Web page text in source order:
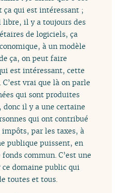
ça qui est intéressant ;
libre, il y a toujours des
de logiciels, ça
à un modèle
ça, on peut faire
est intéressant, cette
vrai que là on parle
qui sont produites
donc il y a une certaine
qui ont contribué
par les taxes, à
publique puissent, en
commun. C’est une
ce domaine public qui
toutes et tous.